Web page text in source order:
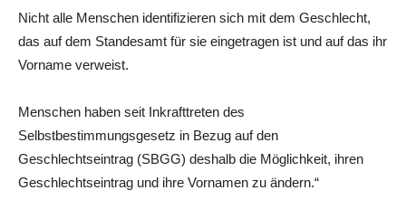
Nicht alle Menschen identifizieren sich mit dem Geschlecht,
das auf dem Standesamt für sie eingetragen ist und auf das ihr
Vorname verweist.
Menschen haben seit Inkrafttreten des
Selbstbestimmungsgesetz in Bezug auf den
Geschlechtseintrag (SBGG) deshalb die Möglichkeit, ihren
Geschlechtseintrag und ihre Vornamen zu ändern.“